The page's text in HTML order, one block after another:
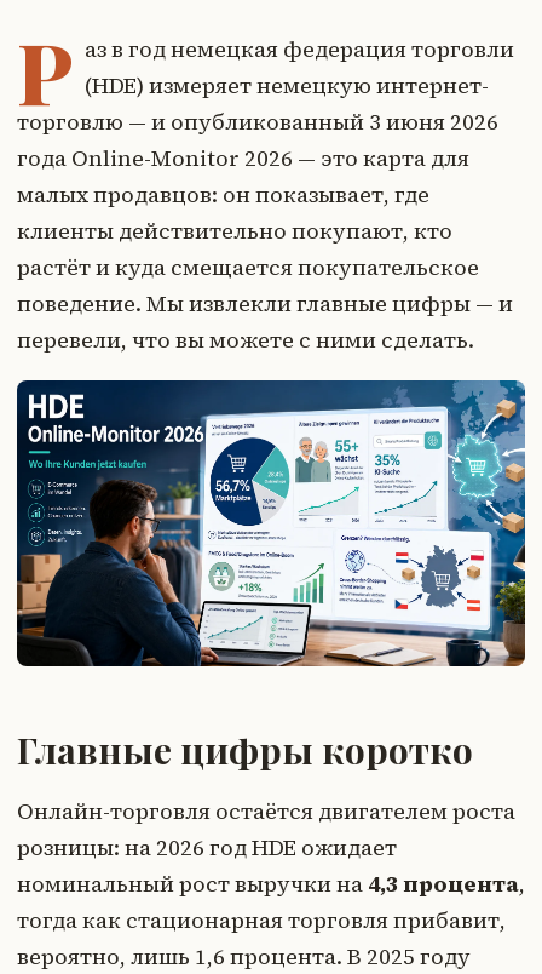
Р аз в год немецкая федерация торговли
(HDE) измеряет немецкую интернет-
торговлю — и опубликованный 3 июня 2026
года Online-Monitor 2026 — это карта для
малых продавцов: он показывает, где
клиенты действительно покупают, кто
растёт и куда смещается покупательское
поведение. Мы извлекли главные цифры — и
перевели, что вы можете с ними сделать.
Главные цифры коротко
Онлайн-торговля остаётся двигателем роста
розницы: на 2026 год HDE ожидает
номинальный рост выручки на 4,3 процента,
тогда как стационарная торговля прибавит,
вероятно, лишь 1,6 процента. В 2025 году